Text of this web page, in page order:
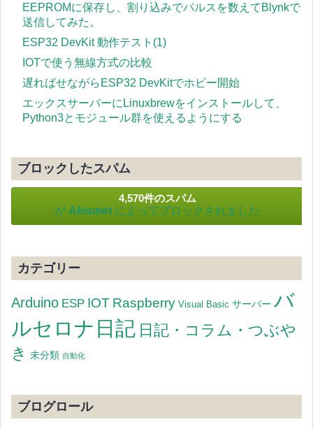
EEPROMに保存し、割り込みでパルスを数えてBlynkで
送信してみた。
ESP32 DevKit 動作テスト(1)
IOTで使う無線方式の比較
遅ればせながらESP32 DevKitでホビー開始
エックスサーバーにLinuxbrewをインストールして、
Python3とモジュール群を使えるようにする
ブロックしたスパム
4,570件のスパム
が Akismet によってブロックされました
カテゴリー
Arduino ESP IOT Raspberry Visual Basic サーバー バ
ルセロナ日記 日記・コラム・つぶや
き 未分類 自動化
ブログロール